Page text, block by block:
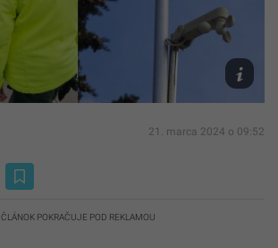
foto
Freepik/
21. marca 2024 o 09:52
ČLÁNOK POKRAČUJE POD REKLAMOU